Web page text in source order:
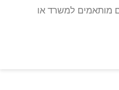
מותאמים למשרד או